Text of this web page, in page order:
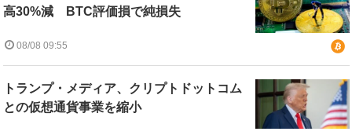
高30%減 BTC評価損で純損失
08/08 09:55
トランプ・メディア、クリプトドットコム
との仮想通貨事業を縮小